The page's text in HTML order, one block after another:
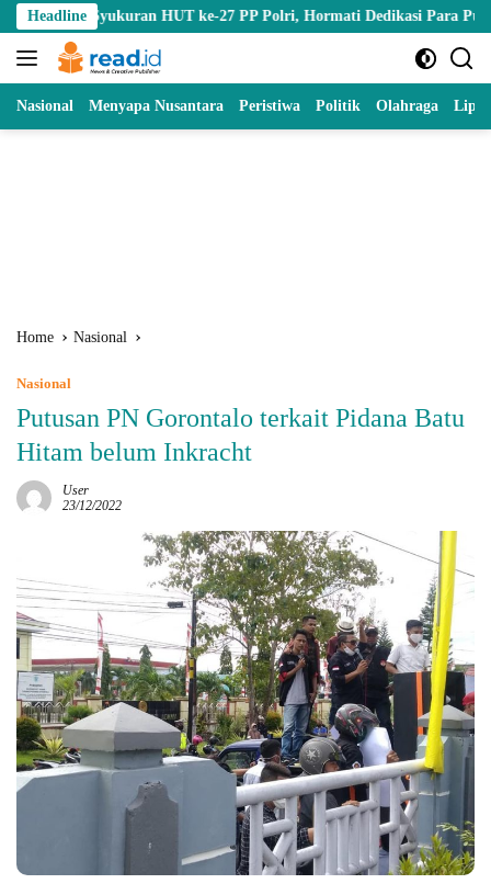
Skip
to
content
HeadlineHUT ke-27 PP Polri, Hormati Dedikasi Para Purnawirawan
Nasional Menyapa Nusantara Peristiwa Politik Olahraga
Home Nasional
Nasional
Putusan PN Gorontalo terkait Pidana Batu
Hitam belum Inkracht
User
23/12/2022